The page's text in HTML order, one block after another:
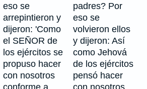
eso se
arrepintieron y
dijeron: 'Como
el SEÑOR de
los ejércitos se
propuso hacer
con nosotros
conforme a
padres? Por
eso se
volvieron ellos
y dijeron: Así
como Jehová
de los ejércitos
pensó hacer
con nosotros